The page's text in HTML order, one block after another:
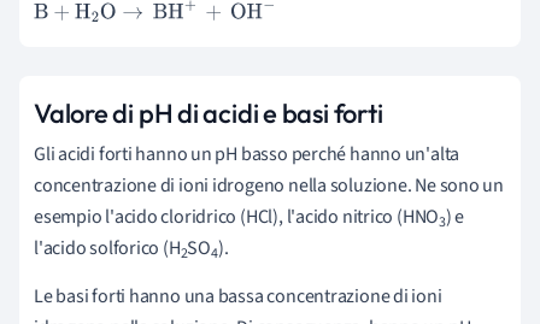
B+ H2O→BH ++OH-
Valore di pH di acidi e basi forti
Gli acidi forti hanno un pH basso perché hanno un'alta
concentrazione di ioni idrogeno nella soluzione. Ne sono un
esempio l'acido cloridrico (HCl), l'acido nitrico (HNO3) e
l'acido solforico (H2SO4).
Le basi forti hanno una bassa concentrazione di ioni